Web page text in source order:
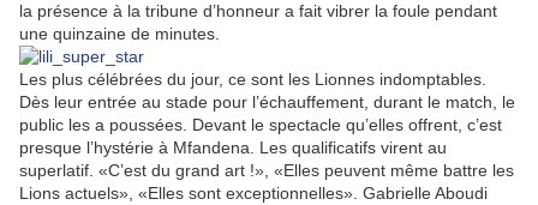
la présence à la tribune d’honneur a fait vibrer la foule pendant
une quinzaine de minutes.
Les plus célébrées du jour, ce sont les Lionnes indomptables.
Dès leur entrée au stade pour l’échauffement, durant le match, le
public les a poussées. Devant le spectacle qu’elles offrent, c’est
presque l’hystérie à Mfandena. Les qualificatifs virent au
superlatif. «C’est du grand art !», «Elles peuvent même battre les
Lions actuels», «Elles sont exceptionnelles». Gabrielle Aboudi